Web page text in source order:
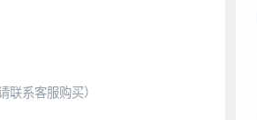
系客服购买）